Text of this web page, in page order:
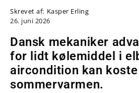
Skrevet af: Kasper Erling
26. juni 2026
Dansk mekaniker
for lidt kølemiddel i
aircondition kan
sommervarmen.